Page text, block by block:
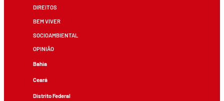
DIREITOS
BEM VIVER
SOCIOAMBIENTAL
OPINIÃO
Bahia
Ceará
Distrito Federal